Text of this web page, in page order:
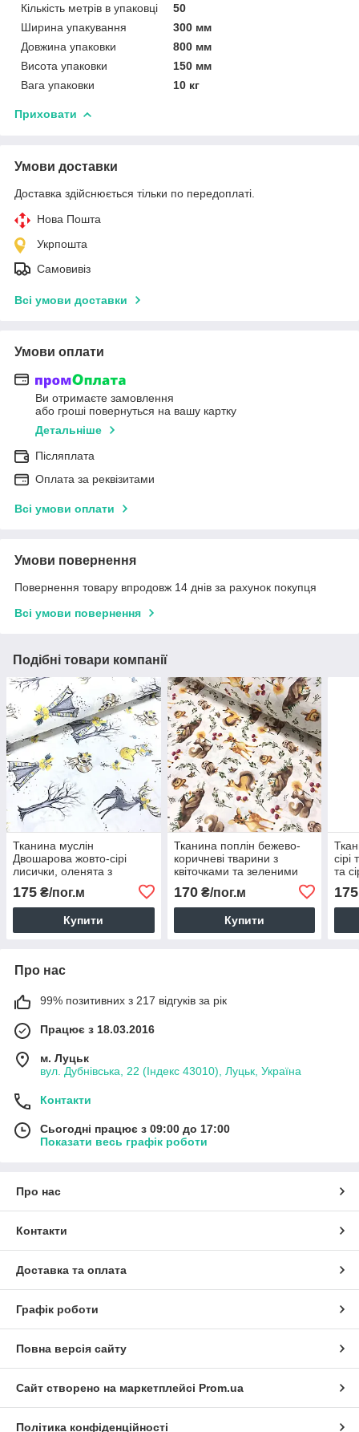
Кількість метрів в упаковці
50
Ширина упакування
300 мм
Довжина упаковки
800 мм
Висота упаковки
150 мм
Вага упаковки
10 кг
Приховати
Умови доставки
Доставка здійснюється тільки по передоплаті.
Нова Пошта
Укрпошта
Самовивіз
Всі умови доставки
Умови оплати
Ви отримаєте замовлення
або гроші повернуться на вашу картку
Детальніше
Післяплата
Оплата за реквізитами
Всі умови оплати
Умови повернення
Повернення товару впродовж 14 днів за рахунок покупця
Всі умови повернення
Подібні товари компанії
Тканина муслін
Двошарова жовто-сірі
лисички, оленята з
(шир. 1,7 м) (MS-S-0062)
175 ₴/пог.м
Купити
Тканина поплін бежево-
коричневі тварини з
квіточками та зеленими
(ТУРЦІЯ шир.2,4 м) (R-S-
0573)
170₴/пог.м
Купити
сірі
та
м)
175
Про нас
99% позитивних з 217 відгуків за рік
Працює з 18.03.2016
м. Луцьк
вул. Дубнівська, 22 (Індекс 43010), Луцьк, Україна
Контакти
Сьогодні працює з 09:00 до 17:00
Показати весь графік роботи
Про нас
Контакти
Доставка та оплата
Графік роботи
Повна версія сайту
Сайт створено на маркетплейсі Prom.ua
Політика конфіденційності